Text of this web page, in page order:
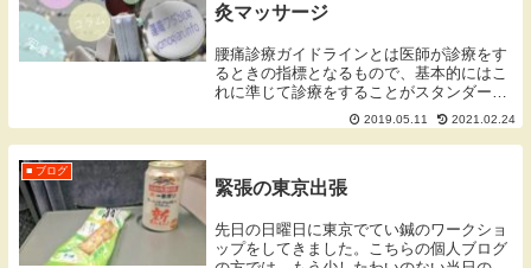
灸マッサージ
腰痛診療ガイドラインとは医師が診療をす
るときの指標となるもので、基本的にはこ
れに準じて診療をすることがスタンダード
とされています。この最新のガイドライン
の中で慢性腰痛に関して、マッサージや鍼
灸治療は推奨しないという位置づけになっ
2019.05.11 2021.02.24
■ ブログ
緊張の東京出張
先日の日曜日に東京でてい鍼のワークショ
ップをしてきました。こちらの個人ブログ